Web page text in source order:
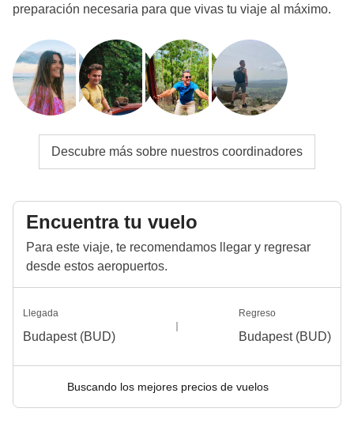
preparación necesaria para que vivas tu viaje al máximo.
Descubre más sobre nuestros coordinadores
Encuentra tu vuelo
Para este viaje, te recomendamos llegar y regresar
desde estos aeropuertos.
Llegada
Budapest (BUD)
Regreso
Budapest (BUD)
Buscando los mejores precios de vuelos